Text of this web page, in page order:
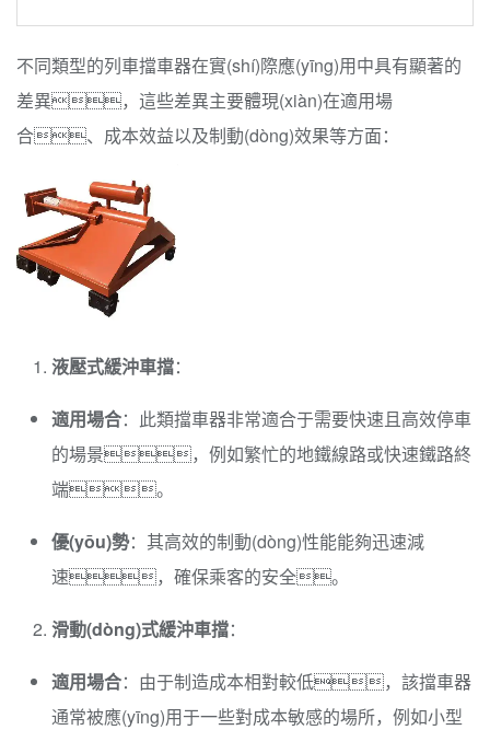
不同類型的列車擋車器在實(shí)際應(yīng)用中具有顯著的
差異，這些差異主要體現(xiàn)在適用場
合、成本效益以及制動(dòng)效果等方面：
液壓式緩沖車擋：
適用場合：此類擋車器非常適合于需要快速且高效停車
的場景，例如繁忙的地鐵線路或快速鐵路終
端。
優(yōu)勢：其高效的制動(dòng)性能能夠迅速減
速，確保乘客的安全。
滑動(dòng)式緩沖車擋：
適用場合：由于制造成本相對較低，該擋車器
通常被應(yīng)用于一些對成本敏感的場所，例如小型